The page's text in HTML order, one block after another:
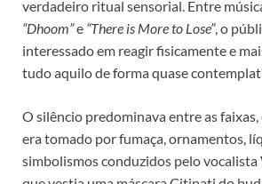
verdadeiro ritual sensorial. Entre
“Dhoom”e “There is More to Lose”, o
interessado em reagir fisicamente e
tudo aquilo de forma quase
O silêncio predominava entre as
era tomado por fumaça, ornamentos,
simbolismos conduzidos pelo vocalista